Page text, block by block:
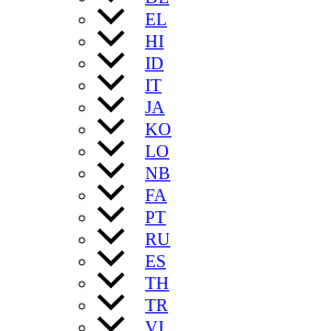
EL
HI
ID
IT
JA
KO
LO
NB
FA
PT
RU
ES
TH
TR
VI